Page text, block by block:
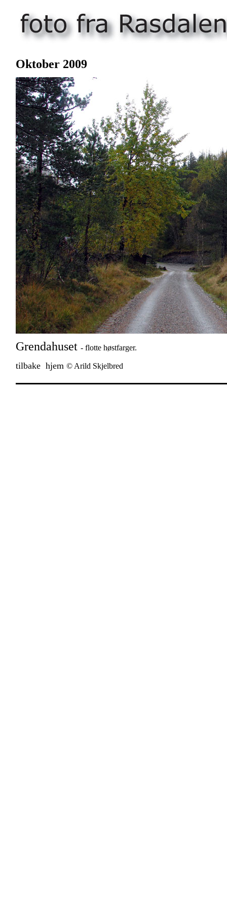
Oktober 2009
Grendahuset - flotte høstfarger.
tilbake hjem © Arild Skjelbred